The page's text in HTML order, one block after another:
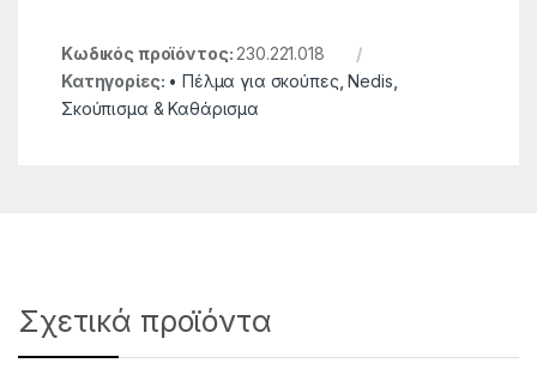
Κωδικός προϊόντος:230.221.018
Κατηγορίες: • Πέλμα για σκούπες,Nedis,
Σκούπισμα & Καθάρισμα
Σχετικά προϊόντα